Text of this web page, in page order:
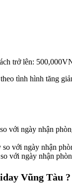
trở lên:
tình hình tăng
với ngày nhận
với ngày nhận
với ngày nhận
Vũng Tàu ?